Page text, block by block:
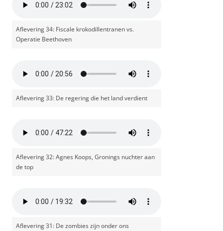
Aflevering 34: Fiscale krokodillentranen vs.
Operatie Beethoven
Aflevering 33: De regering die het land verdient
Aflevering 32: Agnes Koops, Gronings nuchter aan
de top
Aflevering 31: De zombies zijn onder ons